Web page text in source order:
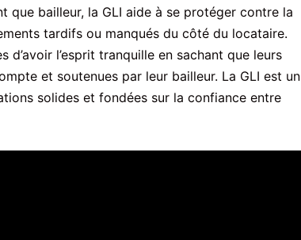
que bailleur, la GLI aide à se protéger contre la
tardifs ou manqués du côté du locataire.
d’avoir l’esprit tranquille en sachant que leurs
et soutenues par leur bailleur. La GLI est un
solides et fondées sur la confiance entre